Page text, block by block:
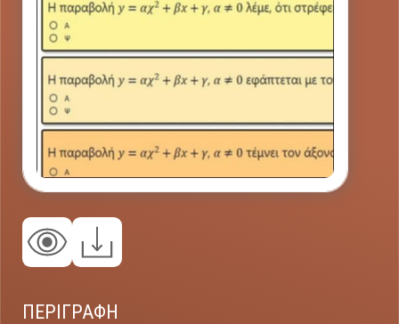
ΠΕΡΙΓΡΑΦΗ